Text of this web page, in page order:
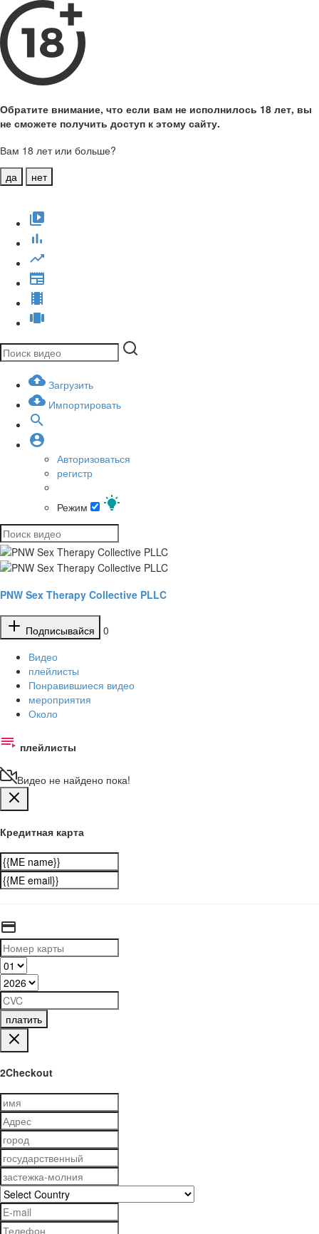
Обратите внимание, что если вам не исполнилось 18 лет, вы
не сможете получить доступ к этому сайту.
Вам 18 лет или больше?
да
нет
Загрузить
Импортировать
Авторизоваться
регистр
Режим
PNW Sex Therapy Collective PLLC
Подписывайся
0
Видео
плейлисты
Понравившиеся видео
мероприятия
Около
плейлисты
Видео не найдено пока!
Кредитная карта
платить
2Checkout